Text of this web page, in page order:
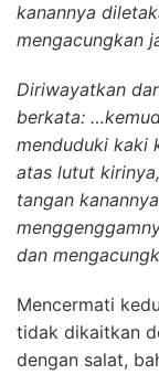
kanannya
mengacungkan
Diriwayatkan
berkata:
menduduki kaki
atas lutut
tangan
dan
Mencermati
tidak dikaitkan
dengan salat,